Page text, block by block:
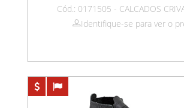
Cód.: 0171505 - CALCADOS
Identifique-se para ver o